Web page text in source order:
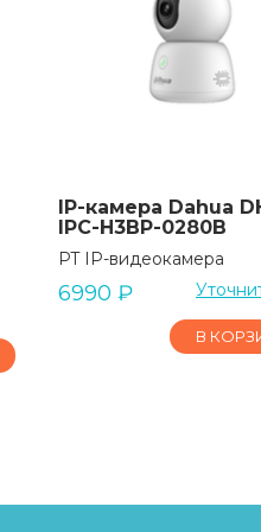
IP-камера Dahua
IPC-H3BP-0280B
PT IP-видеокамера
6990 ₽
В